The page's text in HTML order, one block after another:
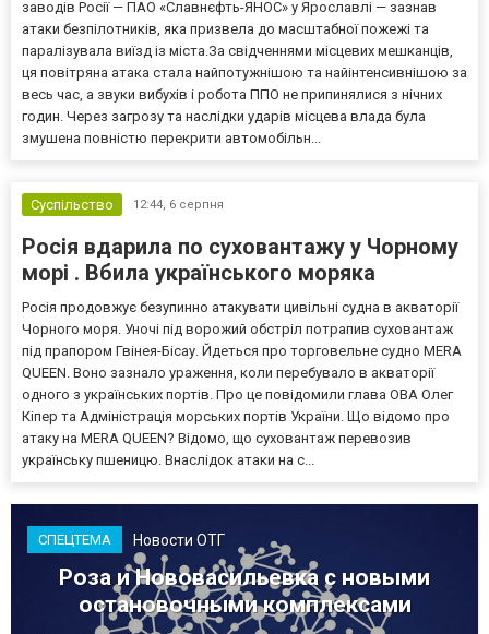
заводів Росії — ПАО «Славнєфть-ЯНОС» у Ярославлі — зазнав
атаки безпілотників, яка призвела до масштабної пожежі та
паралізувала виїзд із міста.За свідченнями місцевих мешканців,
ця повітряна атака стала найпотужнішою та найінтенсивнішою за
весь час, а звуки вибухів і робота ППО не припинялися з нічних
годин. Через загрозу та наслідки ударів місцева влада була
змушена повністю перекрити автомобільн...
Суспільство 12:44, 6 серпня
Росія вдарила по суховантажу у Чорному
морі . Вбила українського моряка
Росія продовжує безупинно атакувати цивільні судна в акваторії
Чорного моря. Уночі під ворожий обстріл потрапив суховантаж
під прапором Гвінея-Бісау. Йдеться про торговельне судно MERA
QUEEN. Воно зазнало ураження, коли перебувало в акваторії
одного з українських портів. Про це повідомили глава ОВА Олег
Кіпер та Адміністрація морських портів України. Що відомо про
атаку на MERA QUEEN? Відомо, що суховантаж перевозив
українську пшеницю. Внаслідок атаки на с...
СПЕЦТЕМА Новости ОТГ
Роза и Нововасильевка с новыми
остановочными комплексами